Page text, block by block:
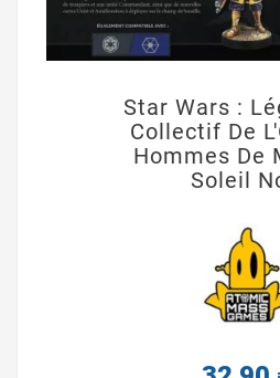
Star Wars :
Collectif De
Hommes De
Soleil